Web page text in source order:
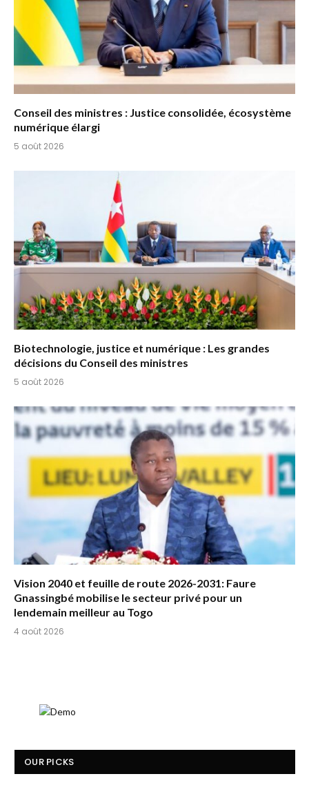
Conseil des ministres : Justice consolidée, écosystème
numérique élargi
5 août 2026
Biotechnologie, justice et numérique : Les grandes
décisions du Conseil des ministres
5 août 2026
Vision 2040 et feuille de route 2026-2031: Faure
Gnassingbé mobilise le secteur privé pour un
lendemain meilleur au Togo
4 août 2026
OUR PICKS